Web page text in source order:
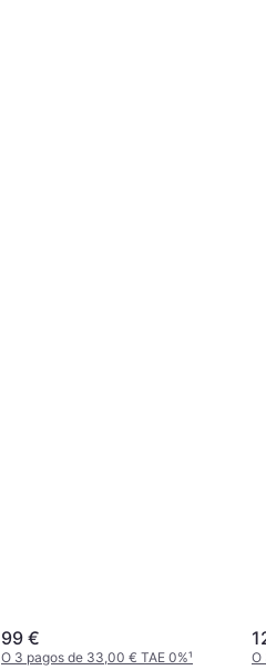
99 €
O 3 pagos de 33,00 € TAE 0%¹ O